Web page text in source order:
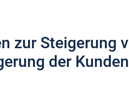
zur Steigerung
der